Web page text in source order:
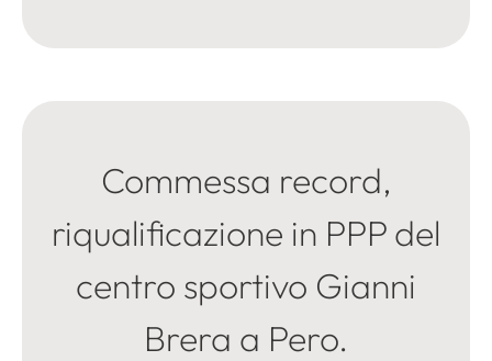
Commessa record,
riqualificazione in PPP del
centro sportivo Gianni
Brera a Pero.